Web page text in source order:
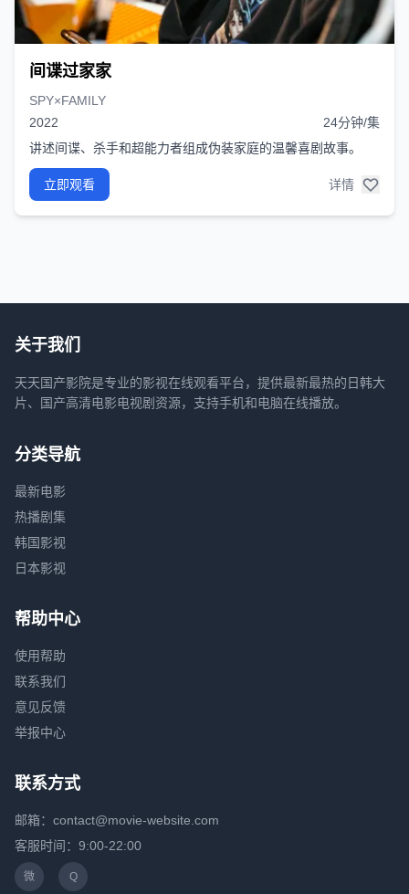
间谍过家家
SPY×FAMILY
2022
24分钟/集
讲述间谍、杀手和超能力者组成伪装家庭的温馨喜剧故事。
立即观看 详情
关于我们
天天国产影院是专业的影视在线观看平台，提供最新最热的日韩大
片、国产高清电影电视剧资源，支持手机和电脑在线播放。
分类导航
最新电影
热播剧集
韩国影视
日本影视
帮助中心
使用帮助
联系我们
意见反馈
举报中心
联系方式
邮箱：contact@movie-website.com
客服时间：9:00-22:00
微 Q